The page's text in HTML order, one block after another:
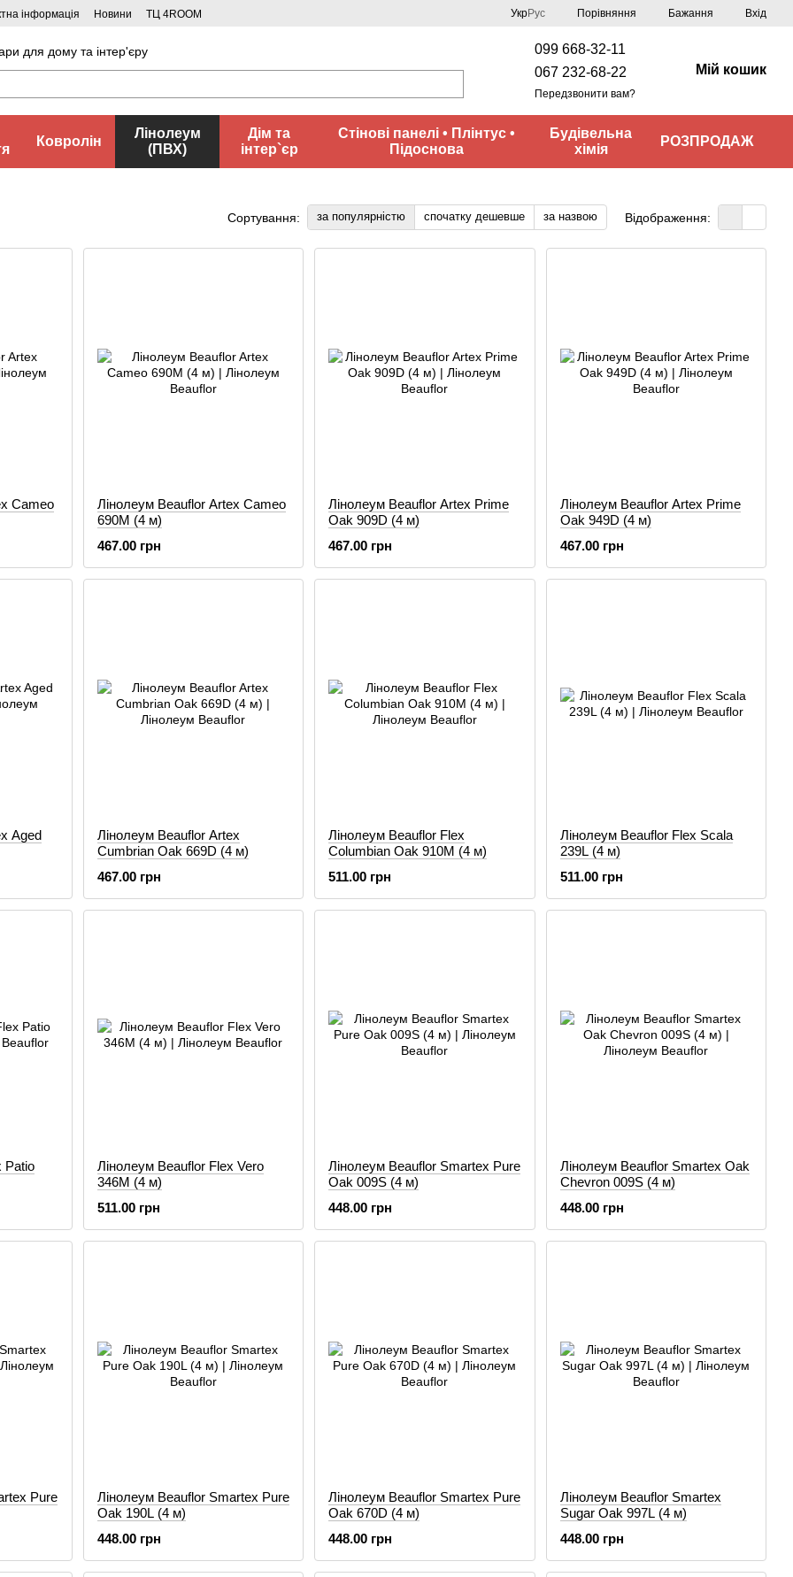
інформація Новини ТЦ 4ROOM УкрРус Порівняння Бажання Вхід
для дому та інтер'єру
099 668-32-11
067 232-68-22
Передзвонити вам?
Мій кошик
Ковролін
Лінолеум
(ПВХ)
Дім та
інтер`єр
Стінові панелі • Плінтус •
Підоснова
Будівельна
хімія
РОЗПРОДАЖ
Сортування: за популярністю спочатку дешевше за назвою Відображення:
Cameo
Лінолеум Beauflor Artex Cameo
690M (4 м)
467.00 грн
Лінолеум Beauflor Artex Prime
Oak 909D (4 м)
467.00 грн
Лінолеум Beauflor Artex Prime
Oak 949D (4 м)
467.00 грн
Aged
Лінолеум Beauflor Artex
Cumbrian Oak 669D (4 м)
467.00 грн
Лінолеум Beauflor Flex
Columbian Oak 910M (4 м)
511.00 грн
Лінолеум Beauflor Flex Scala
239L (4 м)
511.00 грн
Patio
Лінолеум Beauflor Flex Vero
346M (4 м)
511.00 грн
Лінолеум Beauflor Smartex Pure
Oak 009S (4 м)
448.00 грн
Лінолеум Beauflor Smartex Oak
Chevron 009S (4 м)
448.00 грн
Pure
Лінолеум Beauflor Smartex Pure
Oak 190L (4 м)
448.00 грн
Лінолеум Beauflor Smartex Pure
Oak 670D (4 м)
448.00 грн
Лінолеум Beauflor Smartex
Sugar Oak 997L (4 м)
448.00 грн